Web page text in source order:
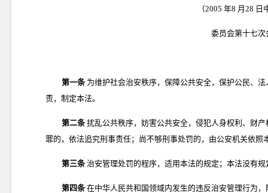
（2005 年8 月28
委员会第十七次
第一条 为维护社会治安秩序，保障公共安全，保护公民、
责，制定本法。
第二条 扰乱公共秩序，妨害公共安全，侵犯人身权利、财
罪的，依法追究刑事责任；尚不够刑事处罚的，由公安机关依照
第三条 治安管理处罚的程序，适用本法的规定；本法没有
第四条 在中华人民共和国领域内发生的违反治安管理行为